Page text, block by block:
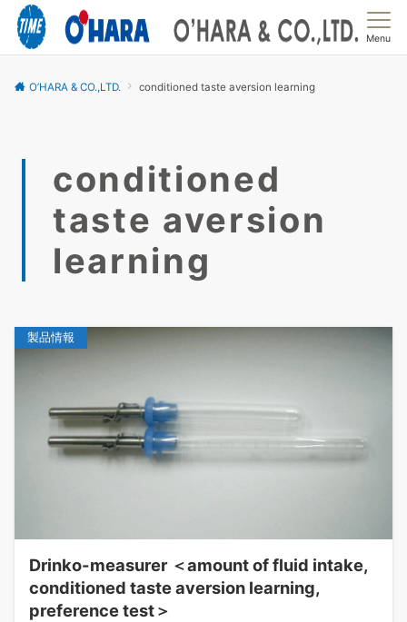
Menu
O’HARA & CO.,LTD. conditioned taste aversion learning
conditioned
taste aversion
learning
製品情報
Drinko-measurer ＜amount of fluid intake,
conditioned taste aversion learning,
preference test＞